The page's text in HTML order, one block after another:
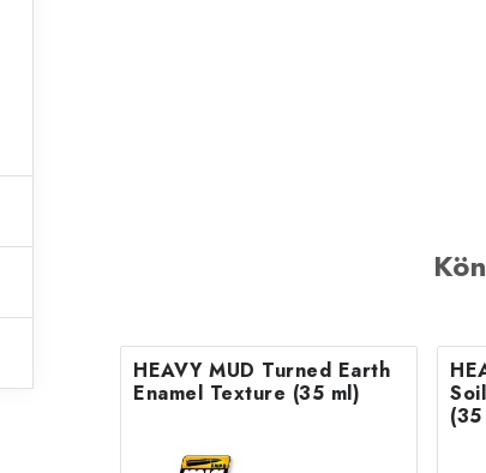
HEAVY MUD Turned Earth
Enamel Texture (35 ml)
Soil